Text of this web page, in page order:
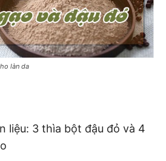
làn da
liệu: 3 thìa bột đậu đỏ và 4